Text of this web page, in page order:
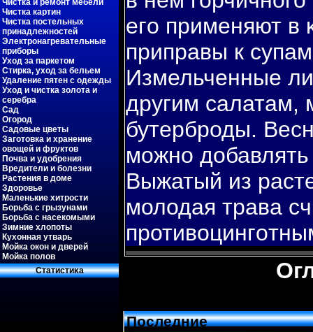
Чистка и ремонт мебели
Чистка картин
Чистка постельных
принадлежностей
Электронагревательные
приборы
Уход за паркетом
Стирка, уход за бельем
Удаление пятен с одежды
Уход и чистка золота и
серебра
Сад
Огород
Садовые цветы
Заготовка и хранение
овощей и фруктов
Почва и удобрения
Вредители и болезни
Растения в доме
Здоровье
Маленькие хитрости
Борьба с грызунами
Борьба с насекомыми
Зимние хлопоты
Кухонная утварь
Мойка окон и дверей
Мойка полов
Статистиκа
егο применяют в
приправы к
Измельченные
другим салатам,
бутерброды.
можно
Выжатый из
молодая трава
Последние